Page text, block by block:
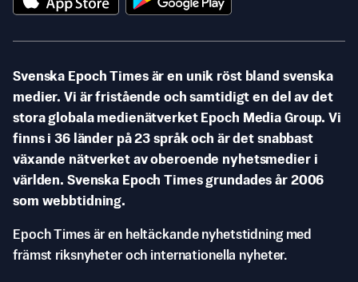
Svenska Epoch Times är en unik röst bland svenska
medier. Vi är fristående och samtidigt en del av det
stora globala medienätverket Epoch Media Group. Vi
finns i 36 länder på 23 språk och är det snabbast
växande nätverket av oberoende nyhetsmedier i
världen. Svenska Epoch Times grundades år 2006
som webbtidning.
Epoch Times är en heltäckande nyhetstidning med
främst riksnyheter och internationella nyheter.